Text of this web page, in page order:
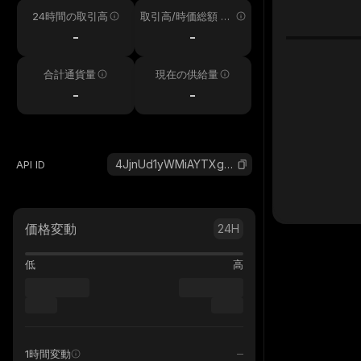
24時間の取引高
-
取引高/時価総額 24
-
合計通貨量
-
現在の供給量
-
API ID 4JjnUd1yWMiAYTXgJAmZJZTWVkDf9sQctd7kPJN82bjM_solana
価格変動 24H
低 高
1時間変動